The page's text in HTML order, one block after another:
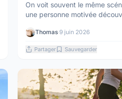
On voit souvent le même
une personne motivée
Thomas·9 juin 2026
Partager Sauvegarder